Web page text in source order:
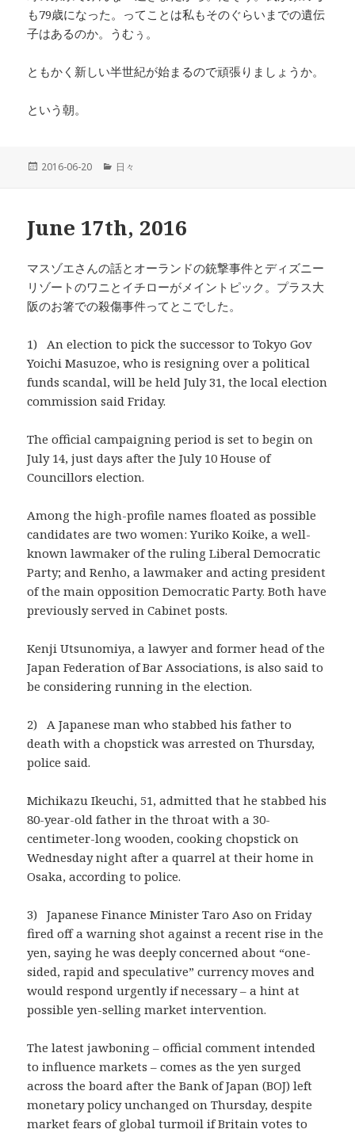
も79歳になった。ってことは私もそのぐらいまでの遺伝
子はあるのか。うむぅ。
ともかく新しい半世紀が始まるので頑張りましょうか。
という朝。
投
2016-06-20
カ
ー
日々
June 17th, 2016
マスゾエさんの話とオーランドの銃撃事件とディズニー
リゾートのワニとイチローがメイントピック。プラス大
阪のお箸での殺傷事件ってとこでした。
1) An election to pick the successor to Tokyo Gov
Yoichi Masuzoe, who is resigning over a political
funds scandal, will be held July 31, the local election
commission said Friday.
The official campaigning period is set to begin on
July 14, just days after the July 10 House of
Councillors election.
Among the high-profile names floated as possible
candidates are two women: Yuriko Koike, a well-
known lawmaker of the ruling Liberal Democratic
Party; and Renho, a lawmaker and acting president
of the main opposition Democratic Party. Both have
previously served in Cabinet posts.
Kenji Utsunomiya, a lawyer and former head of the
Japan Federation of Bar Associations, is also said to
be considering running in the election.
2) A Japanese man who stabbed his father to
death with a chopstick was arrested on Thursday,
police said.
Michikazu Ikeuchi, 51, admitted that he stabbed his
80-year-old father in the throat with a 30-
centimeter-long wooden, cooking chopstick on
Wednesday night after a quarrel at their home in
Osaka, according to police.
3) Japanese Finance Minister Taro Aso on Friday
fired off a warning shot against a recent rise in the
yen, saying he was deeply concerned about “one-
sided, rapid and speculative” currency moves and
would respond urgently if necessary – a hint at
possible yen-selling market intervention.
The latest jawboning – official comment intended
to influence markets – comes as the yen surged
across the board after the Bank of Japan (BOJ) left
monetary policy unchanged on Thursday, despite
market fears of global turmoil if Britain votes to